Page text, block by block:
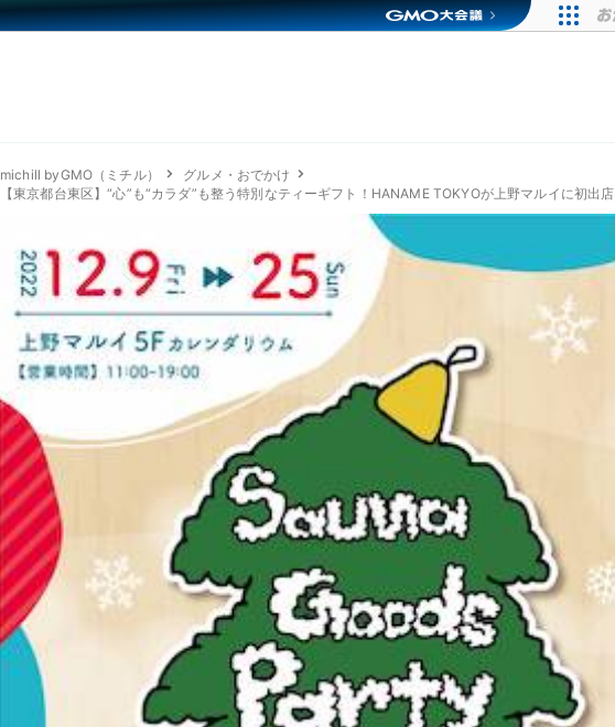
michill byGMO（ミチル）
グルメ・おでかけ
【東京都台東区】“心”も“カラダ”も整う特別なティーギフト！HANAME TOKYOが上野マルイに初出店